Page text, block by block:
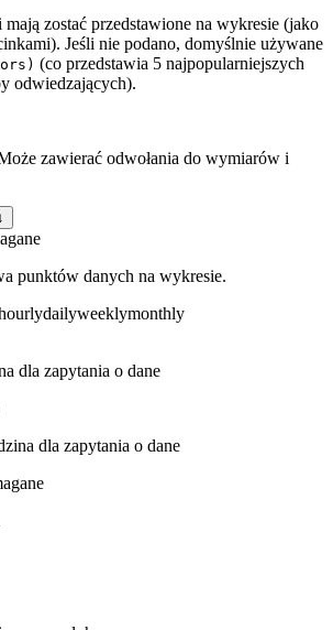
zostać przedstawione na wykresie (jako
Jeśli nie podano, domyślnie używane
(co przedstawia 5 najpopularniejszych
odwiedzających).
zawierać odwołania do wymiarów i
punktów danych na wykresie.
dailyweeklymonthly
dla zapytania o dane
dla zapytania o dane